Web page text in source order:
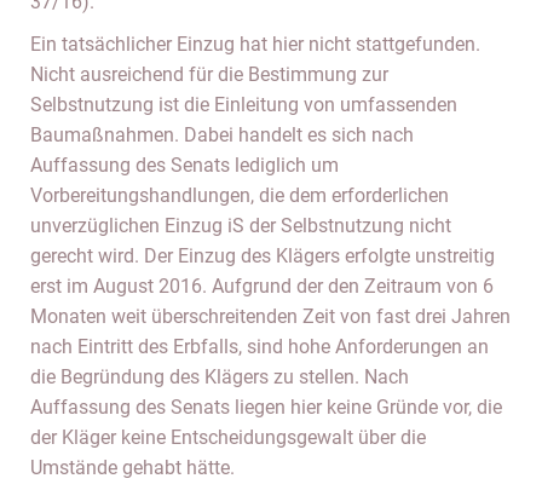
Ein tatsächlicher Einzug hat hier nicht stattgefunden.
Nicht ausreichend für die Bestimmung zur
Selbstnutzung ist die Einleitung von umfassenden
Baumaßnahmen. Dabei handelt es sich nach
Auffassung des Senats lediglich um
Vorbereitungshandlungen, die dem erforderlichen
unverzüglichen Einzug iS der Selbstnutzung nicht
gerecht wird. Der Einzug des Klägers erfolgte unstreitig
erst im August 2016. Aufgrund der den Zeitraum von 6
Monaten weit überschreitenden Zeit von fast drei Jahren
nach Eintritt des Erbfalls, sind hohe Anforderungen an
die Begründung des Klägers zu stellen. Nach
Auffassung des Senats liegen hier keine Gründe vor, die
der Kläger keine Entscheidungsgewalt über die
Umstände gehabt hätte.